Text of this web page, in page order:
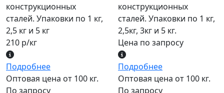
конструкционных
сталей. Упаковки по 1 кг,
2,5 кг и 5 кг
210 р/кг
Подробнее
Оптовая цена от 100 кг.
По запросу
конструкционных
сталей. Упаковки по 1 кг,
2,5кг, 3кг и 5 кг.
Цена по запросу
Подробнее
Оптовая цена от 100 кг.
По запросу